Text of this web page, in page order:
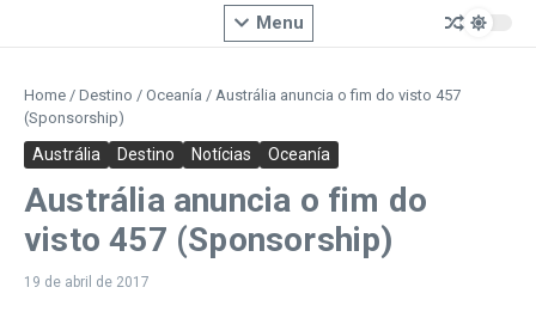
Menu
Home / Destino / Oceanía / Austrália anuncia o fim do visto 457
(Sponsorship)
Austrália Destino Notícias Oceanía
Austrália anuncia o fim do
visto 457 (Sponsorship)
19 de abril de 2017